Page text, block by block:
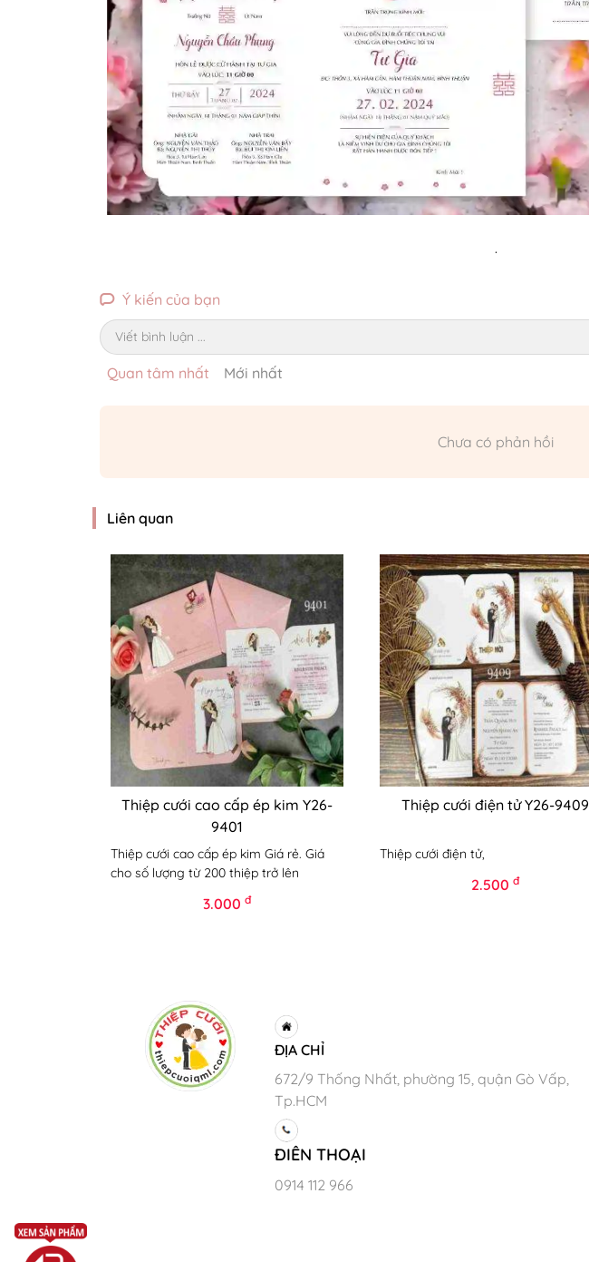
.
Ý kiến của bạn
Viết bình luận ...
Quan tâm nhất Mới nhất
Chưa có phản hồi
Liên quan
Thiệp cưới cao cấp ép kim Y26-
9401
Thiệp cưới cao cấp ép kim Giá rẻ. Giá
cho số lượng từ 200 thiệp trở lên
3.000 đ
Thiệp cưới điện tử Y26-9409
Thiệp cưới điện tử,
2.500đ
ĐỊA CHỈ
672/9 Thống Nhất, phường 15, quận Gò Vấp,
Tp.HCM
ĐIÊN THOẠI
0914 112 966